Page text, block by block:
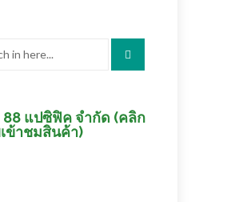
88 แปซิฟิค จำกัด (คลิก
ข้าชมสินค้า)